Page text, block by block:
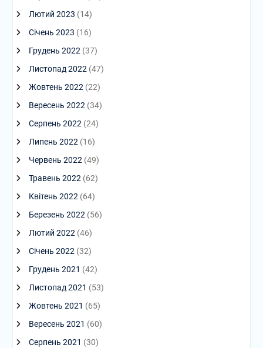
Лютий 2023 (14)
Січень 2023 (16)
Грудень 2022(37)
Листопад 2022(47)
Жовтень 2022(22)
Вересень 2022(34)
Серпень 2022(24)
Липень 2022(16)
Червень 2022(49)
Травень 2022(62)
Квітень 2022(64)
Березень 2022(56)
Лютий 2022(46)
Січень 2022(32)
Грудень 2021 (42)
Листопад 2021 (53)
Жовтень 2021 (65)
Вересень 2021 (60)
Серпень 2021 (30)